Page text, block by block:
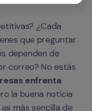
¿Cada
que preguntar
dependen de
correo? No estás
enfrenta
la buena noticia
es más sencilla de